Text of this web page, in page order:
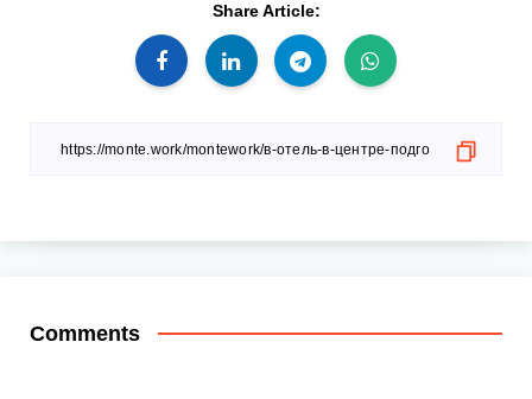
Share Article:
Comments